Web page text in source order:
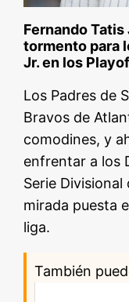
Fernando
tormento para
Jr. en los
Los Padres de
Bravos de
comodines, y
enfrentar a los
Serie
mirada puesta
liga.
También